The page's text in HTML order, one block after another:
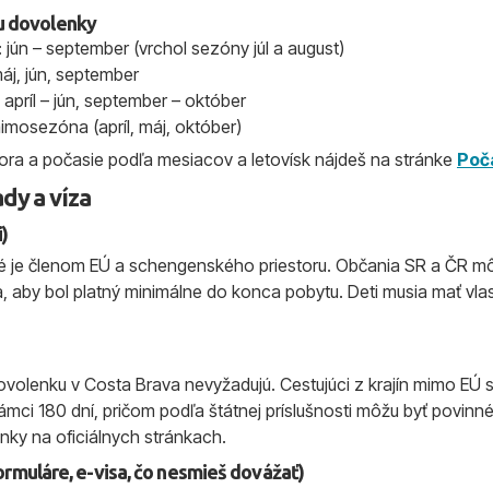
dovolenky
– september (vrchol sezóny júl a august)
jún, september
– jún, september – október
(apríl, máj, október)
a počasie podľa mesiacov a letovísk nájdeš na stránke
a víza
je členom EÚ a schengenského priestoru. Občania SR a ČR
aby bol platný minimálne do konca pobytu. Deti musia mať
v Costa Brava nevyžadujú. Cestujúci z krajín mimo
180 dní, pričom podľa štátnej príslušnosti môžu byť
na oficiálnych stránkach.
e-visa, čo nesmieš dovážať)